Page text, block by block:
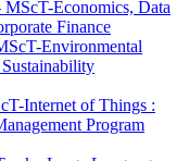
Economics, Data
Finance
Environmental
Internet of Things :
Program